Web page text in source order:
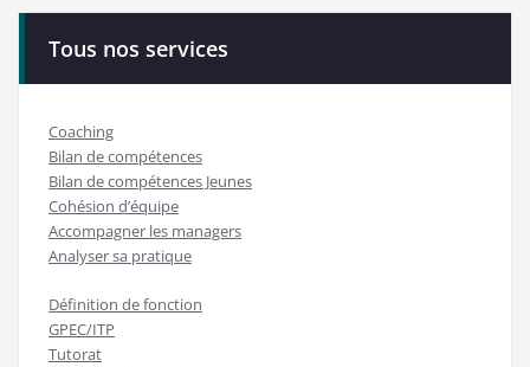
Tous nos services
Coaching
Bilan de compétences
Bilan de compétences Jeunes
Cohésion d’équipe
Accompagner les managers
Analyser sa pratique
Définition de fonction
GPEC/ITP
Tutorat